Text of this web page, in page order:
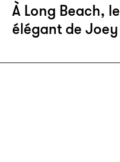
À Long Beach,
élégant de